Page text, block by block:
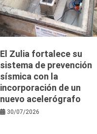
El Zulia fortalece su
sistema de prevención
sísmica con la
incorporación de un
nuevo acelerógrafo
30/07/2026